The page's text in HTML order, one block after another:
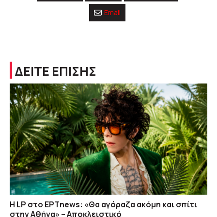
Email
ΔΕΙΤΕ ΕΠΙΣΗΣ
Η LP στο EΡΤnews: «Θα αγόραζα ακόμη και σπίτι
στην Αθήνα» – Αποκλειστικό